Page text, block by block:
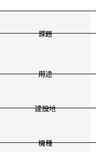
課題
用途
建設地
機種